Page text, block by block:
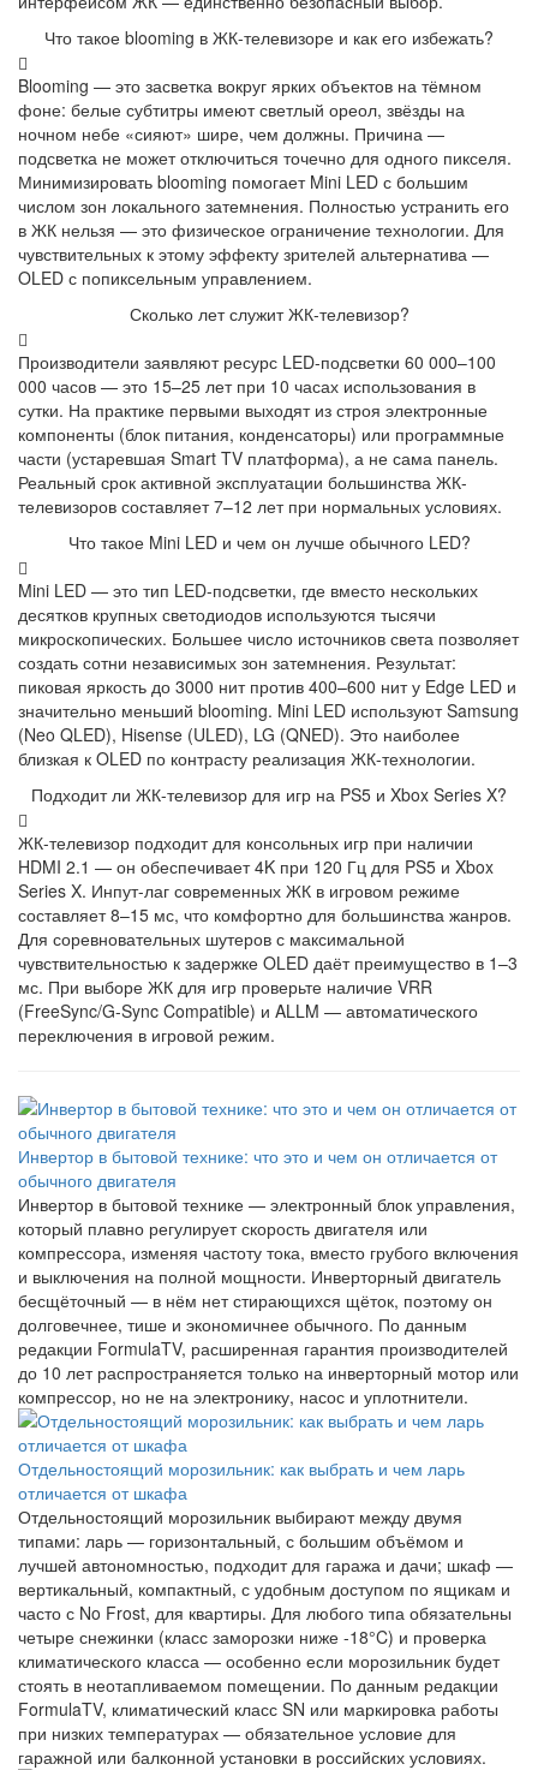
Что такое blooming в ЖК-телевизоре и как его избежать?
Blooming — это засветка вокруг ярких объектов на тёмном
фоне: белые субтитры имеют светлый ореол, звёзды на
ночном небе «сияют» шире, чем должны. Причина —
подсветка не может отключиться точечно для одного пикселя.
Минимизировать blooming помогает Mini LED с большим
числом зон локального затемнения. Полностью устранить его
в ЖК нельзя — это физическое ограничение технологии. Для
чувствительных к этому эффекту зрителей альтернатива —
OLED с попиксельным управлением.
Сколько лет служит ЖК-телевизор?
Производители заявляют ресурс LED-подсветки 60 000–100
000 часов — это 15–25 лет при 10 часах использования в
сутки. На практике первыми выходят из строя электронные
компоненты (блок питания, конденсаторы) или программные
части (устаревшая Smart TV платформа), а не сама панель.
Реальный срок активной эксплуатации большинства ЖК-
телевизоров составляет 7–12 лет при нормальных условиях.
Что такое Mini LED и чем он лучше обычного LED?
Mini LED — это тип LED-подсветки, где вместо нескольких
десятков крупных светодиодов используются тысячи
микроскопических. Большее число источников света позволяет
создать сотни независимых зон затемнения. Результат:
пиковая яркость до 3000 нит против 400–600 нит у Edge LED и
значительно меньший blooming. Mini LED используют Samsung
(Neo QLED), Hisense (ULED), LG (QNED). Это наиболее
близкая к OLED по контрасту реализация ЖК-технологии.
Подходит ли ЖК-телевизор для игр на PS5 и Xbox Series X?
ЖК-телевизор подходит для консольных игр при наличии
HDMI 2.1 — он обеспечивает 4K при 120 Гц для PS5 и Xbox
Series X. Инпут-лаг современных ЖК в игровом режиме
составляет 8–15 мс, что комфортно для большинства жанров.
Для соревновательных шутеров с максимальной
чувствительностью к задержке OLED даёт преимущество в 1–3
мс. При выборе ЖК для игр проверьте наличие VRR
(FreeSync/G-Sync Compatible) и ALLM — автоматического
переключения в игровой режим.
Инвертор в бытовой технике: что это и чем он отличается от
обычного двигателя
Инвертор в бытовой технике — электронный блок управления,
который плавно регулирует скорость двигателя или
компрессора, изменяя частоту тока, вместо грубого включения
и выключения на полной мощности. Инверторный двигатель
бесщёточный — в нём нет стирающихся щёток, поэтому он
долговечнее, тише и экономичнее обычного. По данным
редакции FormulaTV, расширенная гарантия производителей
до 10 лет распространяется только на инверторный мотор или
компрессор, но не на электронику, насос и уплотнители.
Отдельностоящий морозильник: как выбрать и чем ларь
отличается от шкафа
Отдельностоящий морозильник выбирают между двумя
типами: ларь — горизонтальный, с большим объёмом и
лучшей автономностью, подходит для гаража и дачи; шкаф —
вертикальный, компактный, с удобным доступом по ящикам и
часто с No Frost, для квартиры. Для любого типа обязательны
четыре снежинки (класс заморозки ниже -18°C) и проверка
климатического класса — особенно если морозильник будет
стоять в неотапливаемом помещении. По данным редакции
FormulaTV, климатический класс SN или маркировка работы
при низких температурах — обязательное условие для
гаражной или балконной установки в российских условиях.